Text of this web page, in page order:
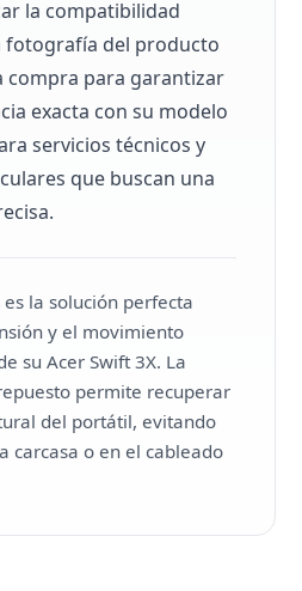
la compatibilidad
fotografía del producto
compra para garantizar
exacta con su modelo
servicios técnicos y
que buscan una
la solución perfecta
y el movimiento
su Acer Swift 3X. La
permite recuperar
del portátil, evitando
carcasa o en el cableado